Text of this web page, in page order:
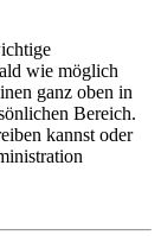
wie möglich
ganz oben in
Bereich.
kannst oder